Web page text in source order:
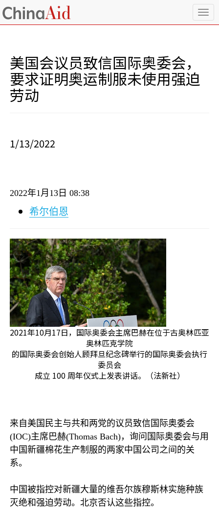
T
o
美国会议员致信国际奥委会，
要求证明奥运制服未使用强迫
劳动
1/13/2022
2022年1月 13 日 08:38
希尔伯恩
2021年10月17日，国际奥委会主席巴赫在位于古奥林匹亚
奥林匹克学院
的国际奥委会创始人顾拜旦纪念碑举行的国际奥委会执行
委员会
成立 100 周年仪式上发表讲话。（法新社）
来自美国民主与共和两党的议员致信国际奥委会
(IOC)主席巴赫(Thomas Bach)，询问国际奥委会与用
中国新疆棉花生产制服的两家中国公司之间的关
系。
中国被指控对新疆大量的维吾尔族穆斯林实施种族
灭绝和强迫劳动。北京否认这些指控。